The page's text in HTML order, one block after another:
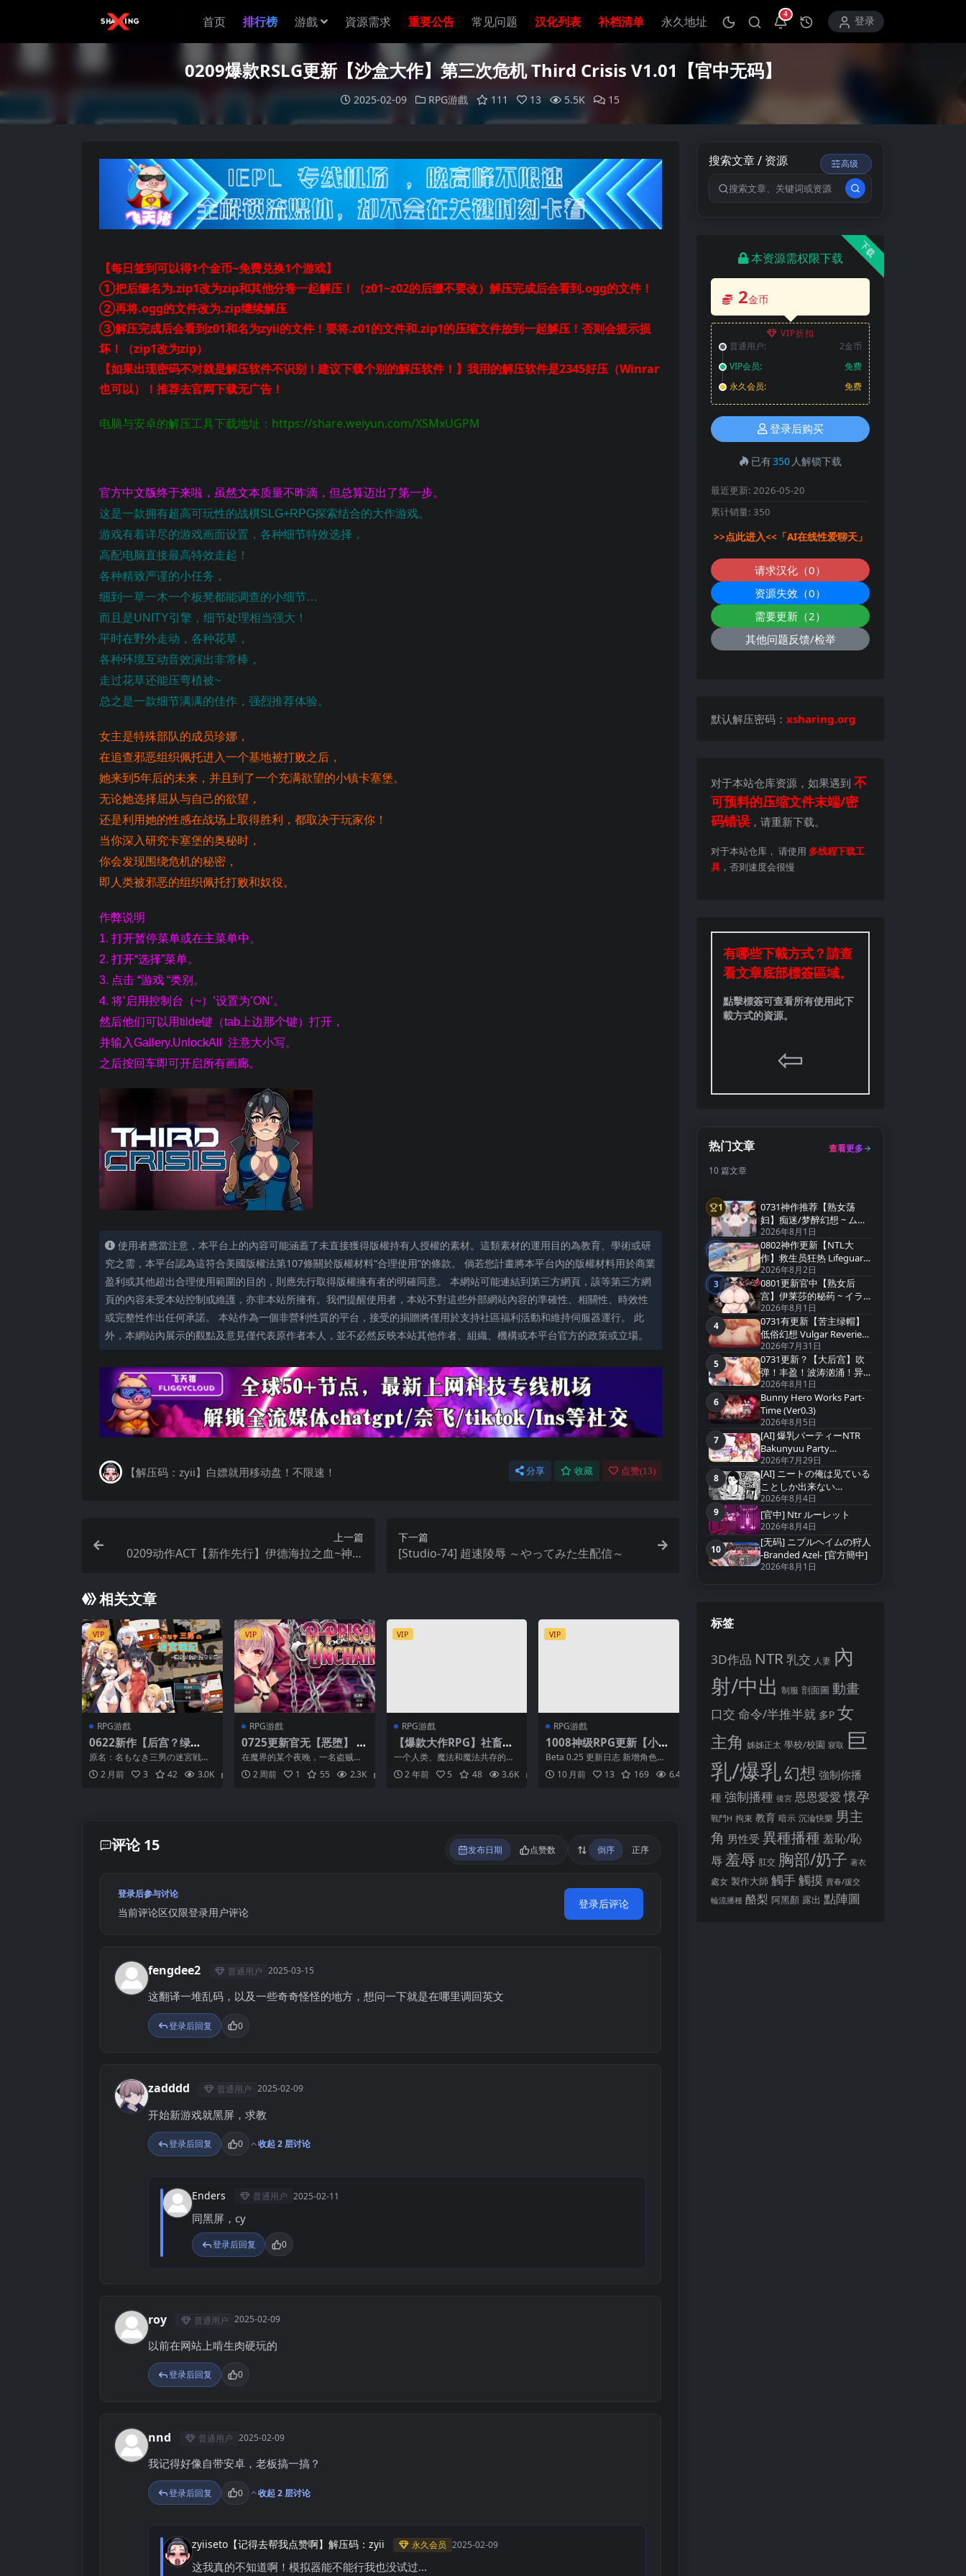
首页 排行榜 游戲 資源需求 重要公告 常见问题 汉化列表 补档清单 永久地址 4
打开通知中心登录
0209爆款RSLG更新【沙盒大作】第三次危机 Third Crisis V1.01【官中无码】
2025-02-09 RPG游戲 111 13 5.5K 15
【每日签到可以得1个金币~免费兑换1个游戏】
①把后缀名为.zip1改为zip和其他分卷一起解压！（z01~z02的后缀不要改）解压完成后会看到.ogg的文件！
②再将.ogg的文件改为.zip继续解压
③解压完成后会看到z01和名为zyii的文件！要将.z01的文件和.zip1的压缩文件放到一起解压！否则会提示损
坏！（zip1改为zip）
【如果出现密码不对就是解压软件不识别！建议下载个别的解压软件！】我用的解压软件是2345好压（Winrar
也可以）！推荐去官网下载无广告！
电脑与安卓的解压工具下载地址：https://share.weiyun.com/XSMxUGPM
官方中文版终于来啦，虽然文本质量不昨滴，但总算迈出了第一步。
这是一款拥有超高可玩性的战棋SLG+RPG探索结合的大作游戏。
游戏有着详尽的游戏画面设置，各种细节特效选择，
高配电脑直接最高特效走起！
各种精致严谨的小任务，
细到一草一木一个板凳都能调查的小细节…
而且是UNITY引擎，细节处理相当强大！
平时在野外走动，各种花草，
各种环境互动音效演出非常棒，
走过花草还能压弯植被~
总之是一款细节满满的佳作，强烈推荐体验。
女主是特殊部队的成员珍娜，
在追查邪恶组织佩托进入一个基地被打败之后，
她来到5年后的未来，并且到了一个充满欲望的小镇卡塞堡。
无论她选择屈从与自己的欲望，
还是利用她的性感在战场上取得胜利，都取决于玩家你！
当你深入研究卡塞堡的奥秘时，
你会发现围绕危机的秘密，
即人类被邪恶的组织佩托打败和奴役。
作弊说明
1. 打开暂停菜单或在主菜单中。
2. 打开“选择”菜单。
3. 点击 “游戏 “类别。
4. 将’启用控制台（~）’设置为’ON’。
然后他们可以用tilde键（tab上边那个键）打开，
并输入Gallery.UnlockAll 注意大小写。
之后按回车即可开启所有画廊。
使用者應當注意，本平台上的內容可能涵蓋了未直接獲得版權持有人授權的素材。這類素材的運用目的為教育、學術或研
究之需，本平台認為這符合美國版權法第107條關於版權材料“合理使用”的條款。 倘若您計畫將本平台內的版權材料用於商業
盈利或其他超出合理使用範圍的目的，則應先行取得版權擁有者的明確同意。 本網站可能連結到第三方網頁，該等第三方網
頁的內容未受本站控制或維護，亦非本站所擁有。我們提醒使用者，本站不對這些外部網站內容的準確性、相關性、時效性
或完整性作出任何承諾。 本站作為一個非營利性質的平台，接受的捐贈將僅用於支持社區福利活動和維持伺服器運行。 此
外，本網站內展示的觀點及意見僅代表原作者本人，並不必然反映本站其他作者、組織、機構或本平台官方的政策或立場。
【解压码：zyii】白嫖就用移动盘！不限速！ 分享 收藏 点赞(13)
上一篇
0209动作ACT【新作先行】伊德海拉之血~神之
下一篇
[Studio-74] 超速陵辱 ～やってみた生配信～
相关文章
VIP
RPG游戲
0622新作【后宫？绿
帽！】无名三男的迷宫战
记〜堕落于谁人之臂的你~
名もなき三男の迷宮戦記
原名：名もなき三男の迷宮戦記
〜誰かの腕に堕ちる君 【故事简
介】 主人公（名字可更...
2 月前 3 42 3.0K
VIP
RPG游戲
0725更新官无【恶堕】 B
号监狱 B-PRISON UNCH
AIN【官中无码】
在魔界的某个夜晚，一名盗贼潜
入魔王城，本来是打算偷点财宝
的，却意外解放了被封印的...
2 周前 1 55 2.3K
VIP
RPG游戲
【爆款大作RPG】社畜魅
魔~被视为消耗品魅魔咲姬
的黑企业生存记【安卓joi
+PC云汉化】
一个人类、魔法和魔法共存的世
界。 原本是人类的咲姬有一天变
成了魅魔。 因为人们普...
2 年前 5 48 3.6K
VIP
RPG游戲
1008神级RPG更新【小马
大后宫】僵尸撤退 2：僵
局 Zombie’s Retreat 2:
Gridlocked v0.25.1【AI
Beta 0.25 更新日志 新增角色：
考特妮·勒布朗（Courtney Le...
10 月前 13 169 6.4K
评论 15 发布日期 点赞数 倒序 正序
登录后参与讨论
当前评论区仅限登录用户评论
登录后评论
F fengdee2 普通用户 2025-03-15
这翻译一堆乱码，以及一些奇奇怪怪的地方，想问一下就是在哪里调回英文
登录后回复 0
Z zadddd 普通用户 2025-02-09
开始新游戏就黑屏，求教
登录后回复 0 收起 2 层讨论
E
Enders 普通用户 2025-02-11
同黑屏，cy
登录后回复 0
R roy 普通用户 2025-02-09
以前在网站上啃生肉硬玩的
登录后回复 0
N nnd 普通用户 2025-02-09
我记得好像自带安卓，老板搞一搞？
登录后回复 0 收起 2 层讨论
Z
zyiiseto【记得去帮我点赞啊】解压码：zyii 永久会员 2025-02-09
这我真的不知道啊！模拟器能不能行我也没试过...
搜索文章 / 资源 高级
搜索关键词
下载
本资源需权限下载
2金币
VIP折扣
普通用户:
2金币
VIP会员:
免费
永久会员:
免费
登录后购买
已有350 人解锁下载
最近更新: 2026-05-20
累计销量: 350
>>点此进入<<「AI在线性爱聊天」
请求汉化（0）
资源失效（0）
需要更新（2）
其他问题反馈/检举
默认解压密码： xsharing.org
对于本站仓库资源，如果遇到 不
可预料的压缩文件末端/密
码错误 ，请重新下载。
对于本站仓库， 请使用 多线程下载工
具 ，否则速度会很慢
有哪些下載方式？請查
看文章底部標簽區域。
點擊標簽可查看所有使用此下
載方式的資源。
⇦
热门文章
查看更多
10 篇文章
第1名
1
0731神作推荐【熟女荡
妇】痴迷/梦醉幻想 ~ ムチ
ューファンタジー
v0.20a【官方中文】
2026年8月1日
第2名
2
0802神作更新【NTL大
作】救生员狂热 Lifeguard
Holic Demo v0.9.4-A【官
中无码】
2026年8月2日
第3名
3
0801更新官中【熟女后
宫】伊莱莎的秘药 ~ イラ
イザの秘薬 ~ Eliza`s Secret
Potion【官方中文】
2026年8月1日
第4名
4
0731有更新【苦主绿帽】
低俗幻想 Vulgar Reverie
v0.22【中文汉化】
2026年7月31日
第5名
5
0731更新？【大后宫】吹
弹！丰盈！波涛汹涌！异
世界欧派间谍学园！
v20260731+存档【中文汉
化】
2026年8月1日
第6名
6
Bunny Hero Works Part-
Time (Ver0.3)
2026年8月5日
第7名
7
[AI] 爆乳パーティーNTR
Bakunyuu Party
NTR(Ver1.1.2)
2026年7月29日
第8名
8
[AI] ニートの俺は见ている
ことしか出来ない
(Ver2026.07.15
2026年8月4日
第9名
9 [官中] Ntr ルーレット
2026年8月4日
第10名
10
[无码] ニプルヘイムの狩人
-Branded Azel- [官方簡中]
2026年8月1日
标签
3D作品 NTR乳交 人妻 內
射/中出 制服 剖面圖 動畫
口交 命令/半推半就 多P 女
主角 姊姊正太 學校/校園 寢取 巨
乳/爆乳幻想 強制你播
種 強制播種 後宮 恩恩愛愛 懷孕
戰鬥H 拘束 教育 暗示 沉淪快樂 男主
角 男性受 異種播種 羞恥/恥
辱 羞辱 肛交 胸部/奶子 著衣
處女 製作大師 觸手 觸摸 賣春/援交
輪流播種 酪梨 阿黑顏 露出 點陣圖